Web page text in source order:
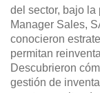
del sector, bajo
Manager Sales,
conocieron
permitan
Descubrieron
gestión de